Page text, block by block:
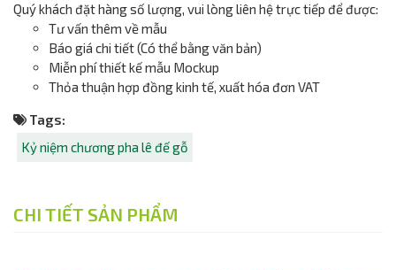
Quý khách đặt hàng số lượng, vui lòng liên hệ trực tiếp để được:
Tư vấn thêm về mẫu
Báo giá chi tiết (Có thể bằng văn bản)
Miễn phí thiết kế mẫu Mockup
Thỏa thuận hợp đồng kinh tế, xuất hóa đơn VAT
Tags:
Kỷ niệm chương pha lê đế gỗ
CHI TIẾT SẢN PHẨM